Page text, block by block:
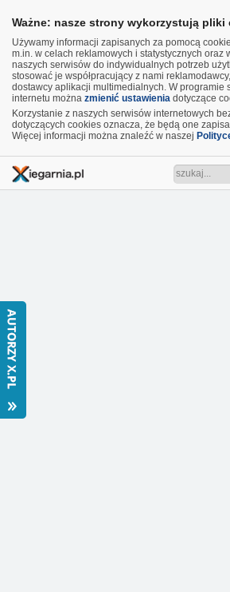
Ważne: nasze strony wykorzystują pliki
Używamy informacji zapisanych za pomocą
m.in. w celach reklamowych i statystycznych oraz
naszych serwisów do indywidualnych potrzeb
stosować je współpracujący z nami
dostawcy aplikacji multimedialnych. W programie
internetu można zmienić ustawienia dotyczące
Korzystanie z naszych serwisów internetowych
dotyczących cookies oznacza, że będą one
Więcej informacji można znaleźć w naszej